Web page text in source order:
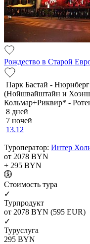
Рождество в Старой
Парк Бастай -
(Нойшвайштайн и
Кольмар+Риквир* -
8 дней
7 ночей
13.12
Туроператор: Интер
от 2078 BYN
+ 295 BYN
Cтоимость тура
✓
Турпродукт
от 2078 BYN (595 EUR)
✓
Туруслуга
295 BYN